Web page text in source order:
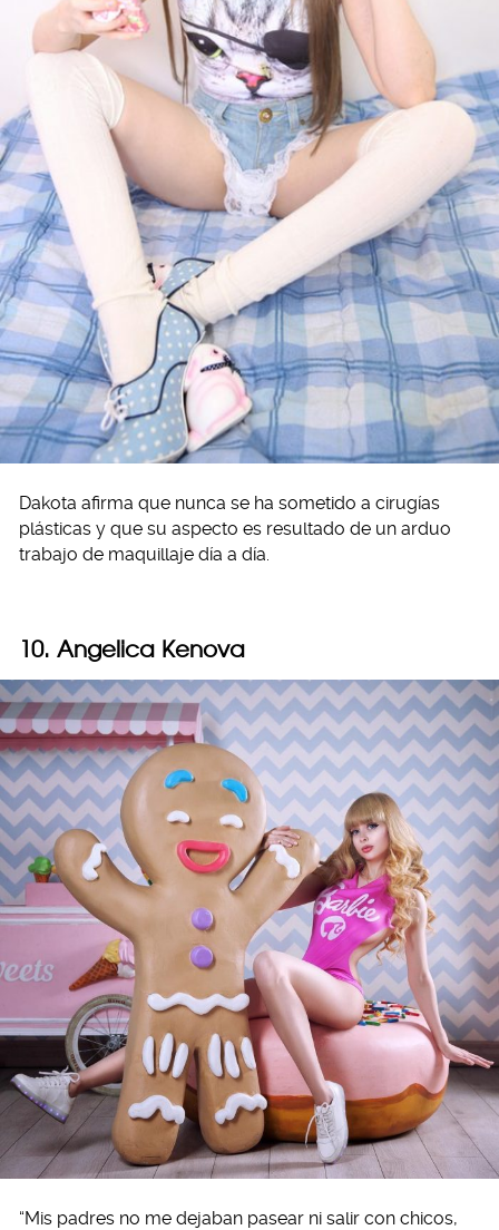
Dakota afirma que nunca se ha sometido a cirugías
plásticas y que su aspecto es resultado de un arduo
trabajo de maquillaje día a día.
10. Angelica Kenova
“Mis padres no me dejaban pasear ni salir con chicos,